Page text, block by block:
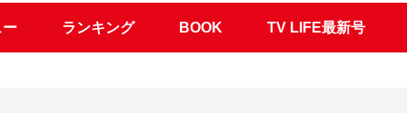
ー ランキング BOOK TV LIFE最新号